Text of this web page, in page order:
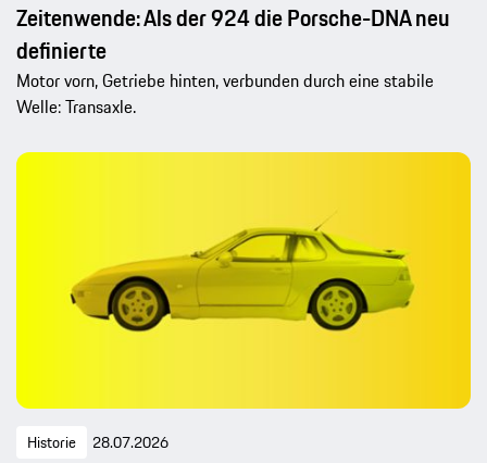
Zeitenwende: Als der 924 die Porsche-DNA neu
definierte
Motor vorn, Getriebe hinten, verbunden durch eine stabile
Welle: Transaxle.
Historie 28.07.2026